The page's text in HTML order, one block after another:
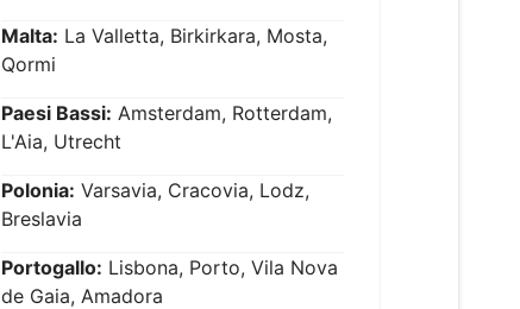
Malta: La Valletta, Birkirkara, Mosta,
Qormi
Paesi Bassi: Amsterdam, Rotterdam,
L'Aia, Utrecht
Polonia: Varsavia, Cracovia, Lodz,
Breslavia
Portogallo: Lisbona, Porto, Vila Nova
de Gaia, Amadora